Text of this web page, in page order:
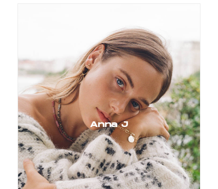
Anna J